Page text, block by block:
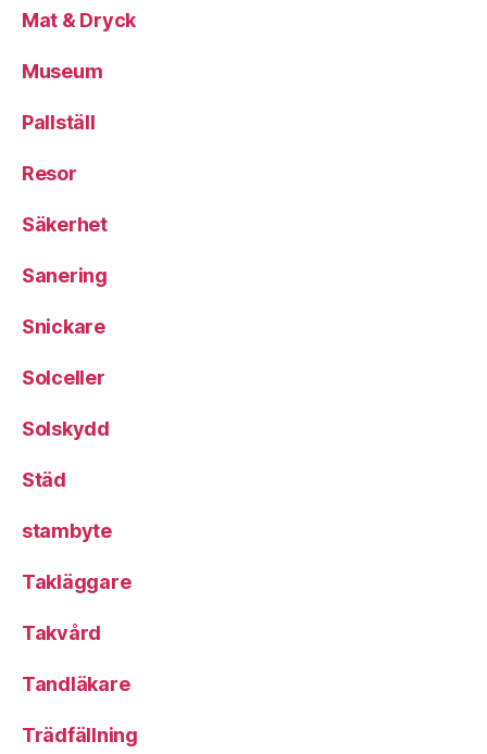
Mat & Dryck
Museum
Pallställ
Resor
Säkerhet
Sanering
Snickare
Solceller
Solskydd
Städ
stambyte
Takläggare
Takvård
Tandläkare
Trädfällning